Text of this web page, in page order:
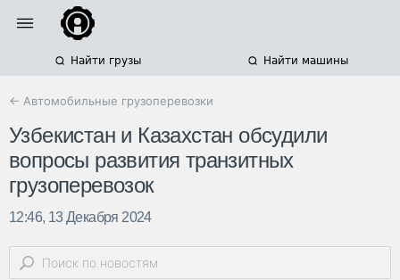
Найти грузы Найти машины
← Автомобильные грузоперевозки
Узбекистан и Казахстан обсудили
вопросы развития транзитных
грузоперевозок
12:46, 13 Декабря 2024